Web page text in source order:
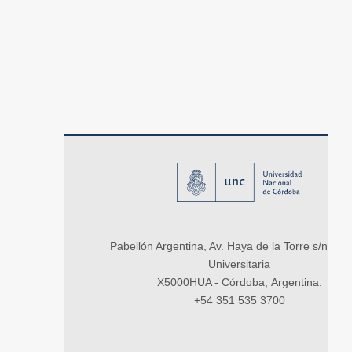
Pabellón Argentina, Av. Haya de la Torre s/n,
Universitaria
X5000HUA - Córdoba, Argentina.
+54 351 535 3700